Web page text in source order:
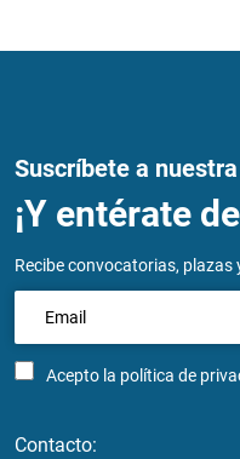
Suscríbete a
¡Y entérate
Recibe convocatorias,
Acepto la política de
Contacto: